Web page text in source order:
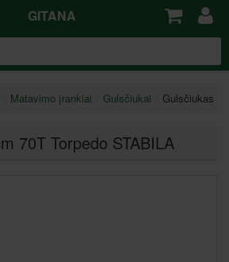
GITANA
Matavimo įrankiai Gulsčiukai Gulsčiukas
70T Torpedo STABILA